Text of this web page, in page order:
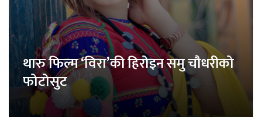
थारु फिल्म ‘विरा’की हिरोइन समु चौधरीको
फोटोसुट